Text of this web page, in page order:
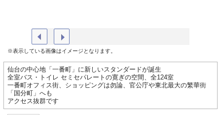
※表示している画像はイメージとなります。
仙台の中心地「一番町」に新しいスタンダードが誕生
全室バス・トイレ セミセパレートの寛ぎの空間、全124室
一番町オフィス街、ショッピングは勿論、官公庁や東北最大の繁華街
「国分町」へも
アクセス抜群です